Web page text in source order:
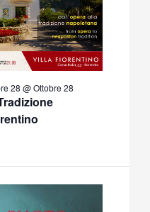
28 @ Ottobre 28